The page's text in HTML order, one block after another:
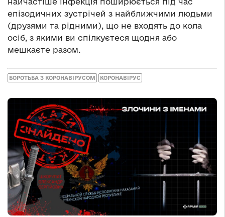
епізодичних зустрічей з найближчими людьми
(друзями та рідними), що не входять до кола
осіб, з якими ви спілкуєтеся щодня або
мешкаєте разом.
БОРОТЬБА З КОРОНАВІРУСОМ КОРОНАВІРУС